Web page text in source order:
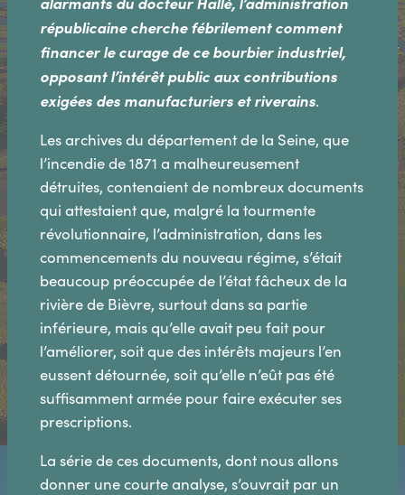
républicaine cherche fébrilement comment
financer le curage de ce bourbier industriel,
opposant l’intérêt public aux contributions
exigées des manufacturiers et riverains.
Les archives du département de la Seine, que
l’incendie de 1871 a malheureusement
détruites, contenaient de nombreux documents
qui attestaient que, malgré la tourmente
révolutionnaire, l’administration, dans les
commencements du nouveau régime, s’était
beaucoup préoccupée de l’état fâcheux de la
rivière de Bièvre, surtout dans sa partie
inférieure, mais qu’elle avait peu fait pour
l’améliorer, soit que des intérêts majeurs l’en
eussent détournée, soit qu’elle n’eût pas été
suffisamment armée pour faire exécuter ses
prescriptions.
La série de ces documents, dont nous allons
donner une courte analyse, s’ouvrait par un